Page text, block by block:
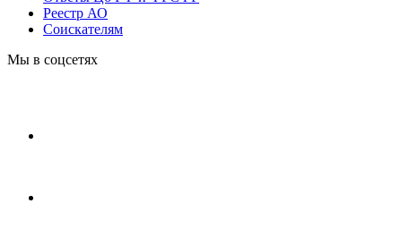
Реестр АО
Соискателям
Мы в соцсетях